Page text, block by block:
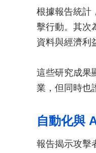
根據報告統計
擊行動。其次
資料與經濟利
這些研究成果
業，但同時也
自動化與
報告揭示攻擊